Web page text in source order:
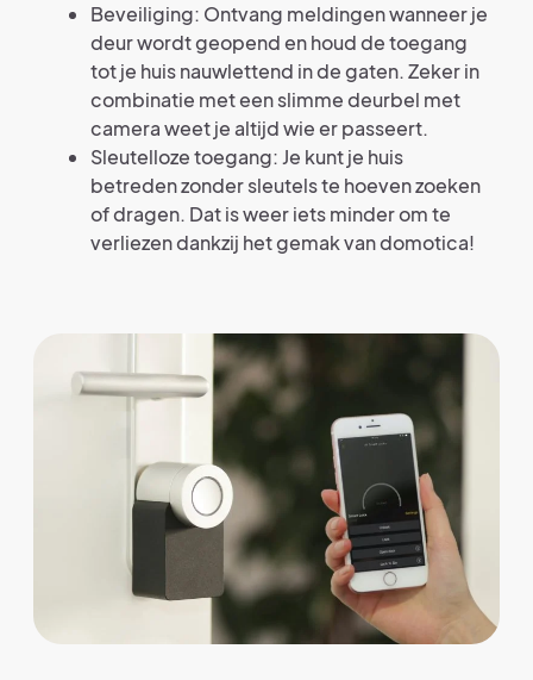
Beveiliging: Ontvang meldingen wanneer je
deur wordt geopend en houd de toegang
tot je huis nauwlettend in de gaten. Zeker in
combinatie met een slimme deurbel met
camera weet je altijd wie er passeert.
Sleutelloze toegang: Je kunt je huis
betreden zonder sleutels te hoeven zoeken
of dragen. Dat is weer iets minder om te
verliezen dankzij het gemak van domotica!